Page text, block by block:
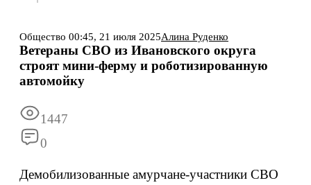
Информация Подписка Реклама Все новости Архив
Общество 00:45, 21 июля 2025Алина Руденко
Ветераны СВО из Ивановского округа
строят мини-ферму и роботизированную
автомойку
1447
0
Демобилизованные амурчане-участники СВО